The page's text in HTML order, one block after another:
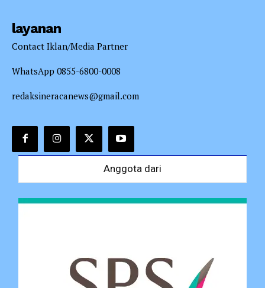
layanan
Contact Iklan/Media Partner
WhatsApp 0855-6800-0008
redaksineracanews@gmail.com
Anggota dari